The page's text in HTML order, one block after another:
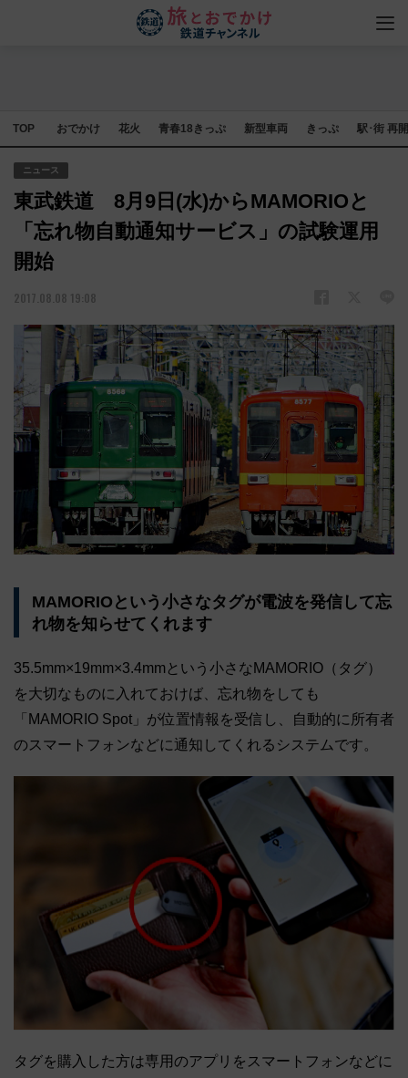
TOP おでかけ 花火 青春18きっぷ 新型車両 きっぷ 駅･街 再
ニュース
東武鉄道 8月9日(水)からMAMORIOと
「忘れ物自動通知サービス」の試験運用
開始
2017.08.08 19:08
MAMORIOという小さなタグが電波を発信して忘
れ物を知らせてくれます
35.5mm×19mm×3.4mmという小さなMAMORIO（タグ）
を大切なものに入れておけば、忘れ物をしても
「MAMORIO Spot」が位置情報を受信し、自動的に所有者
のスマートフォンなどに通知してくれるシステムです。
タグを購入した方は専用のアプリをスマートフォンなどに